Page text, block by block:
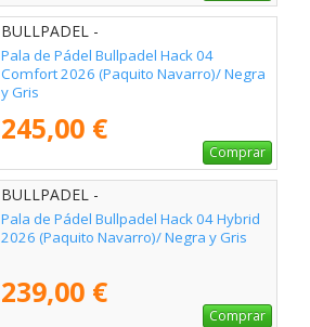
BULLPADEL -
Pala de Pádel Bullpadel Hack 04
Comfort 2026 (Paquito Navarro)/ Negra
y Gris
245,00 €
Comprar
BULLPADEL -
Pala de Pádel Bullpadel Hack 04 Hybrid
2026 (Paquito Navarro)/ Negra y Gris
239,00 €
Comprar